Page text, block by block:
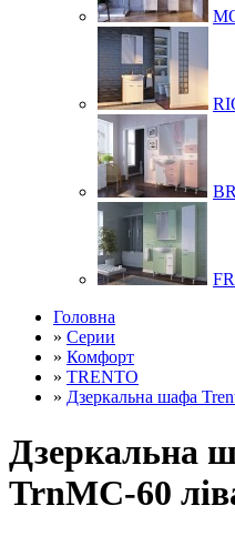
Головна
» Серии
» Комфорт
» TRENTO
» Дзеркальна шафа
Дзеркальна
TrnMC-60